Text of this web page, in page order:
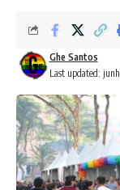
Last updated:
Ghe Santos